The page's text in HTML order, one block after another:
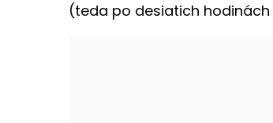
(teda po desiatich